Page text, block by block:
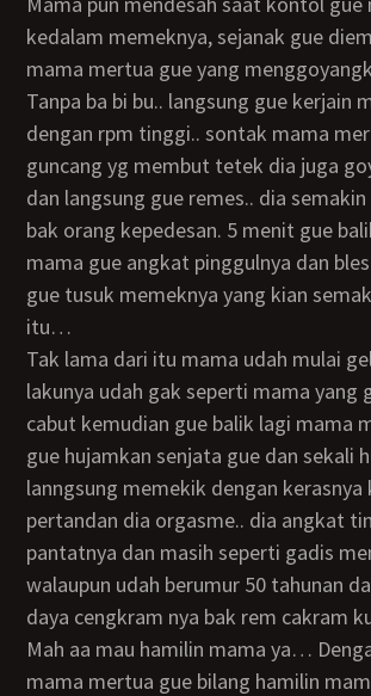
kedalam memeknya, sejanak gue
mama mertua gue yang
tanpa ba bi bu.. langsung gue kerjain mama mertua
dengan rpm tinggi.. sontak mama
guncang yg membut tetek dia juga
dan langsung gue remes.. dia
bak orang kepedesan. 5 menit gue
mama gue angkat pinggulnya dan
gue tusuk memeknya yang kian
itu…
Tak lama dari itu mama udah mulai gelisah.. tingkah
lakunya udah gak seperti mama yang
cabut kemudian gue balik lagi mama
gue hujamkan senjata gue dan sekali
lanngsung memekik dengan kerasnya
pertandan dia orgasme.. dia angkat
pantatnya dan masih seperti gadis
walaupun udah berumur 50 tahunan
daya cengkram nya bak rem cakram
Mah aa mau hamilin mama ya… Dengan lantang
mama mertua gue bilang hamilin